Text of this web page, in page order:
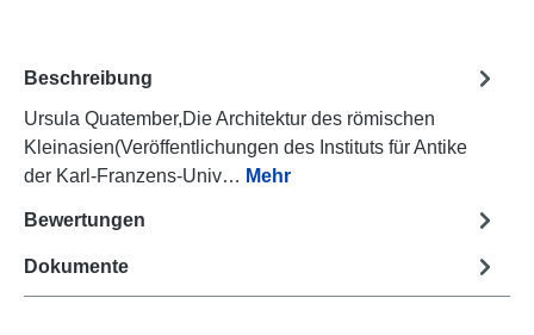
Beschreibung
Ursula Quatember,Die Architektur des römischen
Kleinasien(Veröffentlichungen des Instituts für Antike
der Karl-Franzens-Univ… Mehr
Bewertungen
Dokumente